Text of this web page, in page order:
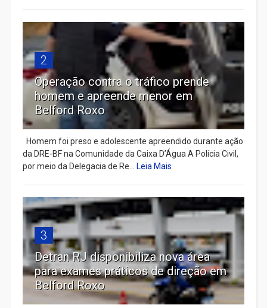
2
Operação contra o tráfico prende
homem e apreende menor em
Belford Roxo
Homem foi preso e adolescente apreendido durante ação
da DRE-BF na Comunidade da Caixa D’Água A Polícia Civil,
por meio da Delegacia de Re... Leia Mais
3
Detran RJ disponibiliza nova área
para exames práticos de direção em
Belford Roxo